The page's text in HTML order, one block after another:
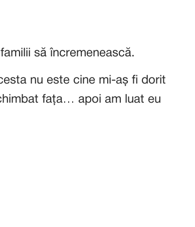
să încremenească.
nu este cine mi-aș fi dorit
fața… apoi am luat eu